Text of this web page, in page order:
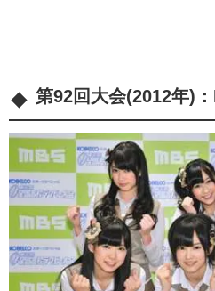
第92回大会(2012年)：